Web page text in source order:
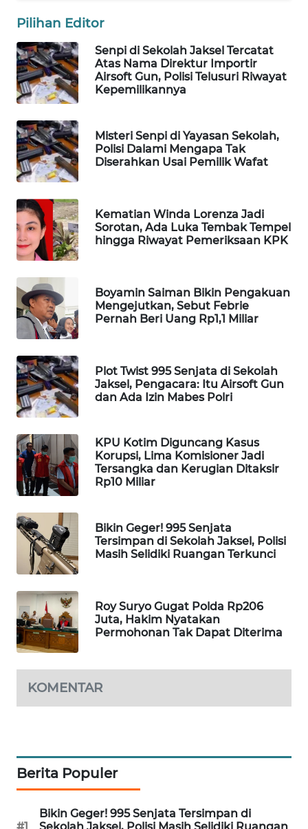
Pilihan Editor
Senpi di Sekolah Jaksel Tercatat
Atas Nama Direktur Importir
Airsoft Gun, Polisi Telusuri Riwayat
Kepemilikannya
Misteri Senpi di Yayasan Sekolah,
Polisi Dalami Mengapa Tak
Diserahkan Usai Pemilik Wafat
Kematian Winda Lorenza Jadi
Sorotan, Ada Luka Tembak Tempel
hingga Riwayat Pemeriksaan KPK
Boyamin Saiman Bikin Pengakuan
Mengejutkan, Sebut Febrie
Pernah Beri Uang Rp1,1 Miliar
Plot Twist 995 Senjata di Sekolah
Jaksel, Pengacara: Itu Airsoft Gun
dan Ada Izin Mabes Polri
KPU Kotim Diguncang Kasus
Korupsi, Lima Komisioner Jadi
Tersangka dan Kerugian Ditaksir
Rp10 Miliar
Bikin Geger! 995 Senjata
Tersimpan di Sekolah Jaksel, Polisi
Masih Selidiki Ruangan Terkunci
Roy Suryo Gugat Polda Rp206
Juta, Hakim Nyatakan
Permohonan Tak Dapat Diterima
KOMENTAR
Berita Populer
Bikin Geger! 995 Senjata Tersimpan di
SIBARAGAS
METRO
SIANTAR
NEWS
METRO
MEDAN
NEWS
METRO
JAKARTA
NEWS
NEWS
KARING
NEWS
JURNAL
MARITIM
HUMBANG
NEWS
GARONGGANG
NEWS
FISUELRI
ID
ENERGI
CILEUNGSI
NEWS
BERKAT
NEWS
ANUGERAH
NEWS
AKHLAK